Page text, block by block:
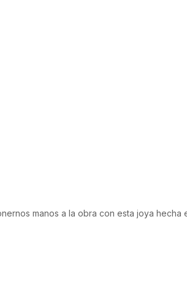
manos a la obra con esta joya hecha